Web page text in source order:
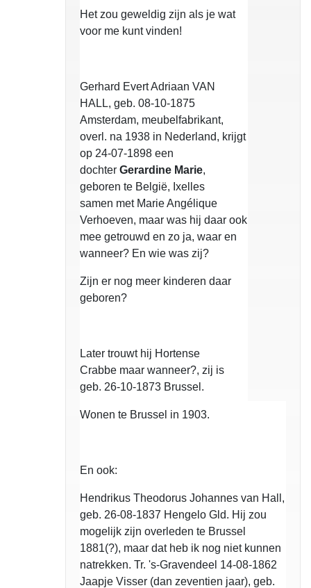
Het zou geweldig zijn als je wat
voor me kunt vinden!
Gerhard Evert Adriaan VAN
HALL, geb. 08-10-1875
Amsterdam, meubelfabrikant,
overl. na 1938 in Nederland, krijgt
op 24-07-1898 een
dochter Gerardine Marie,
geboren te België, Ixelles
samen met Marie Angélique
Verhoeven, maar was hij daar ook
mee getrouwd en zo ja, waar en
wanneer? En wie was zij?
Zijn er nog meer kinderen daar
geboren?
Later trouwt hij Hortense
Crabbe maar wanneer?, zij is
geb. 26-10-1873 Brussel.
Wonen te Brussel in 1903.
En ook:
Hendrikus Theodorus Johannes van Hall,
geb. 26-08-1837 Hengelo Gld. Hij zou
mogelijk zijn overleden te Brussel
1881(?), maar dat heb ik nog niet kunnen
natrekken. Tr. 's-Gravendeel 14-08-1862
Jaapje Visser (dan zeventien jaar), geb.